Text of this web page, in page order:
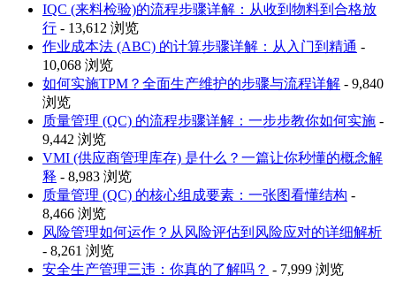
IQC (来料检验)的流程步骤详解：从收到物料到合格放
行 - 13,612 浏览
作业成本法 (ABC) 的计算步骤详解：从入门到精通 -
10,068 浏览
如何实施TPM？全面生产维护的步骤与流程详解 - 9,840
浏览
质量管理 (QC) 的流程步骤详解：一步步教你如何实施 -
9,442 浏览
VMI (供应商管理库存) 是什么？一篇让你秒懂的概念解
释 - 8,983 浏览
质量管理 (QC) 的核心组成要素：一张图看懂结构 -
8,466 浏览
风险管理如何运作？从风险评估到风险应对的详细解析
- 8,261 浏览
安全生产管理三违：你真的了解吗？ - 7,999 浏览